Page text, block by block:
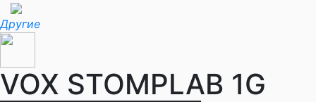
Другие
VOX STOMPLAB 1G